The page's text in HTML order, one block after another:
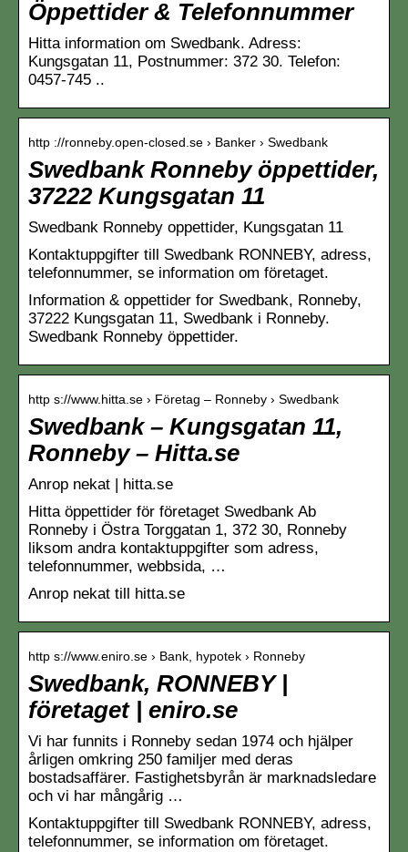
Öppettider & Telefonnummer
Hitta information om Swedbank. Adress:
Kungsgatan 11, Postnummer: 372 30. Telefon:
0457-745 ..
http ://ronneby.open-closed.se › Banker › Swedbank
Swedbank Ronneby öppettider,
37222 Kungsgatan 11
Swedbank Ronneby oppettider, Kungsgatan 11
Kontaktuppgifter till Swedbank RONNEBY, adress,
telefonnummer, se information om företaget.
Information & oppettider for Swedbank, Ronneby,
37222 Kungsgatan 11, Swedbank i Ronneby.
Swedbank Ronneby öppettider.
http s://www.hitta.se › Företag – Ronneby › Swedbank
Swedbank – Kungsgatan 11,
Ronneby – Hitta.se
Anrop nekat | hitta.se
Hitta öppettider för företaget Swedbank Ab
Ronneby i Östra Torggatan 1, 372 30, Ronneby
liksom andra kontaktuppgifter som adress,
telefonnummer, webbsida, …
Anrop nekat till hitta.se
http s://www.eniro.se › Bank, hypotek › Ronneby
Swedbank, RONNEBY |
företaget | eniro.se
Vi har funnits i Ronneby sedan 1974 och hjälper
årligen omkring 250 familjer med deras
bostadsaffärer. Fastighetsbyrån är marknadsledare
och vi har mångårig …
Kontaktuppgifter till Swedbank RONNEBY, adress,
telefonnummer, se information om företaget.